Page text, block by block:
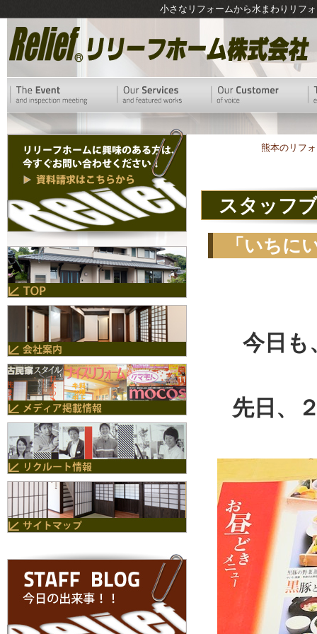
小さなリフォームから水まわりリフ
熊本のリフ
スタッフ
「いちに
今日も
先日、